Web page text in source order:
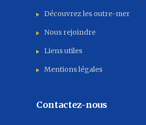
Découvrez les outre-mer
Nous rejoindre
Liens utiles
Mentions légales
Contactez-nous